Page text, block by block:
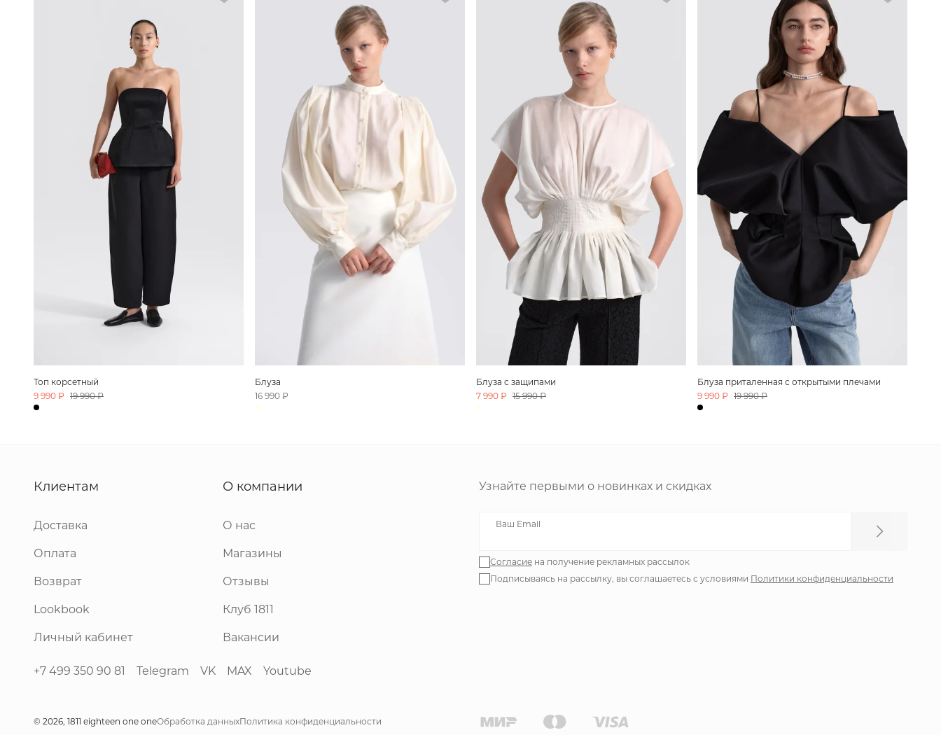
Топ корсетный
9 990 ₽ 19 990 ₽
Блуза
16 990 ₽
Блуза с защипами
7 990 ₽ 15 990 ₽
Блуза приталенная с открытыми плечами
9 990 ₽ 19 990 ₽
Клиентам
Доставка
Оплата
Возврат
Lookbook
Личный кабинет
О компании
О нас
Магазины
Отзывы
Клуб 1811
Вакансии
Узнайте первыми о новинках и скидках
Ваш Email
Согласие на получение рекламных рассылок
Подписываясь на рассылку, вы соглашаетесь с условиями Политики конфиденциальности
+7 499 350 90 81 Telegram VK MAX Youtube
© 2026, 1811 eighteen one oneОбработка данныхПолитика конфиденциальности